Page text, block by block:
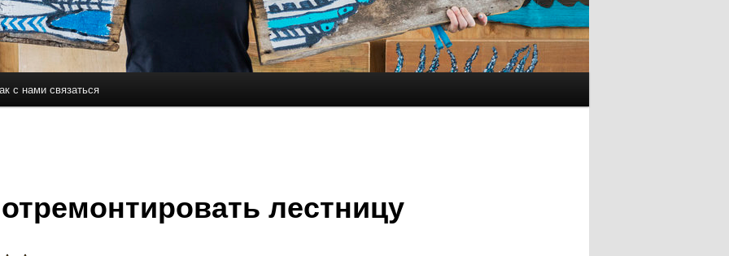
содержимому
с нами связаться
лестницу